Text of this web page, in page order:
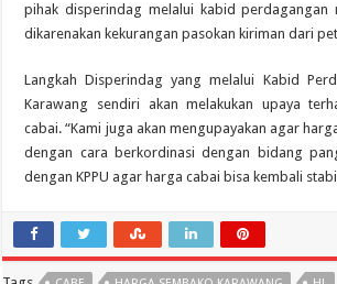
pihak disperindag melalui kabid perdagangan
dikarenakan kekurangan pasokan kiriman dari
Langkah Disperindag yang melalui Kabid
Karawang sendiri akan melakukan upaya
cabai. “Kami juga akan mengupayakan agar
dengan cara berkordinasi dengan bidang
dengan KPPU agar harga cabai bisa kembali